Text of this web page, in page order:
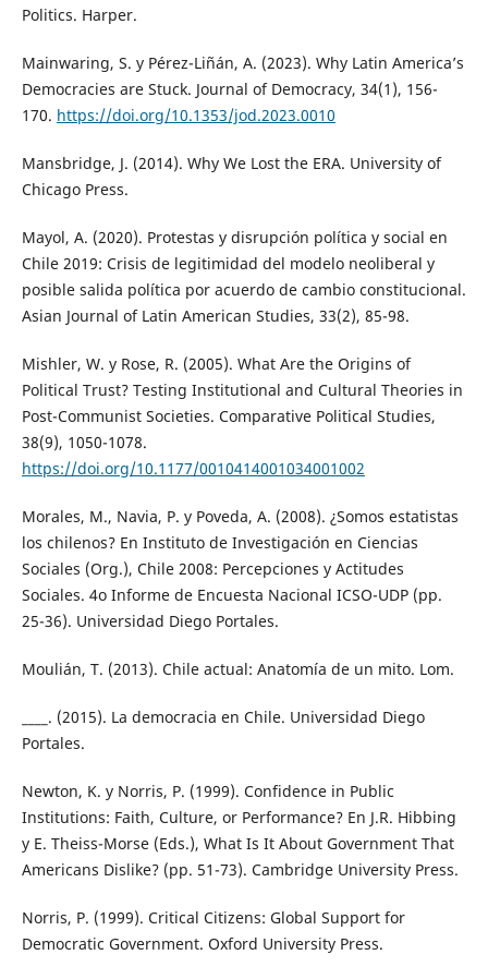
Politics. Harper.
Mainwaring, S. y Pérez-Liñán, A. (2023). Why Latin America’s
Democracies are Stuck. Journal of Democracy, 34(1), 156-
170. https://doi.org/10.1353/jod.2023.0010
Mansbridge, J. (2014). Why We Lost the ERA. University of
Chicago Press.
Mayol, A. (2020). Protestas y disrupción política y social en
Chile 2019: Crisis de legitimidad del modelo neoliberal y
posible salida política por acuerdo de cambio constitucional.
Asian Journal of Latin American Studies, 33(2), 85-98.
Mishler, W. y Rose, R. (2005). What Are the Origins of
Political Trust? Testing Institutional and Cultural Theories in
Post-Communist Societies. Comparative Political Studies,
38(9), 1050-1078.
https://doi.org/10.1177/0010414001034001002
Morales, M., Navia, P. y Poveda, A. (2008). ¿Somos estatistas
los chilenos? En Instituto de Investigación en Ciencias
Sociales (Org.), Chile 2008: Percepciones y Actitudes
Sociales. 4o Informe de Encuesta Nacional ICSO-UDP (pp.
25-36). Universidad Diego Portales.
Moulián, T. (2013). Chile actual: Anatomía de un mito. Lom.
____. (2015). La democracia en Chile. Universidad Diego
Portales.
Newton, K. y Norris, P. (1999). Confidence in Public
Institutions: Faith, Culture, or Performance? En J.R. Hibbing
y E. Theiss-Morse (Eds.), What Is It About Government That
Americans Dislike? (pp. 51-73). Cambridge University Press.
Norris, P. (1999). Critical Citizens: Global Support for
Democratic Government. Oxford University Press.